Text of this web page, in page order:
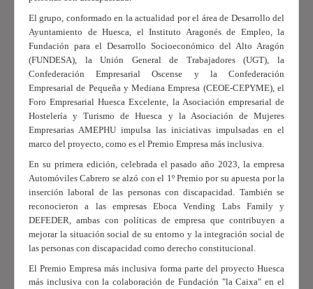
El grupo, conformado en la actualidad por el área de Desarrollo del
Ayuntamiento de Huesca, el Instituto Aragonés de Empleo, la
Fundación para el Desarrollo Socioeconómico del Alto Aragón
(FUNDESA), la Unión General de Trabajadores (UGT), la
Confederación Empresarial Oscense y la Confederación
Empresarial de Pequeña y Mediana Empresa (CEOE-CEPYME), el
Foro Empresarial Huesca Excelente, la Asociación empresarial de
Hostelería y Turismo de Huesca y la Asociación de Mujeres
Empresarias AMEPHU impulsa las iniciativas impulsadas en el
marco del proyecto, como es el Premio Empresa más inclusiva.
En su primera edición, celebrada el pasado año 2023, la empresa
Automóviles Cabrero se alzó con el 1º Premio por su apuesta por la
inserción laboral de las personas con discapacidad. También se
reconocieron a las empresas Eboca Vending Labs Family y
DEFEDER, ambas con políticas de empresa que contribuyen a
mejorar la situación social de su entorno y la integración social de
las personas con discapacidad como derecho constitucional.
El Premio Empresa más inclusiva forma parte del proyecto Huesca
más inclusiva con la colaboración de Fundación "la Caixa" en el